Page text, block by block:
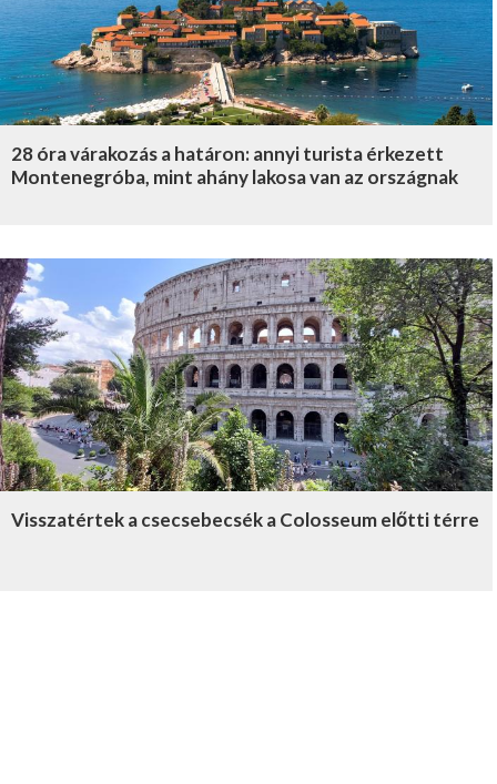
28 óra várakozás a határon: annyi turista érkezett
Montenegróba, mint ahány lakosa van az országnak
Visszatértek a csecsebecsék a Colosseum előtti térre